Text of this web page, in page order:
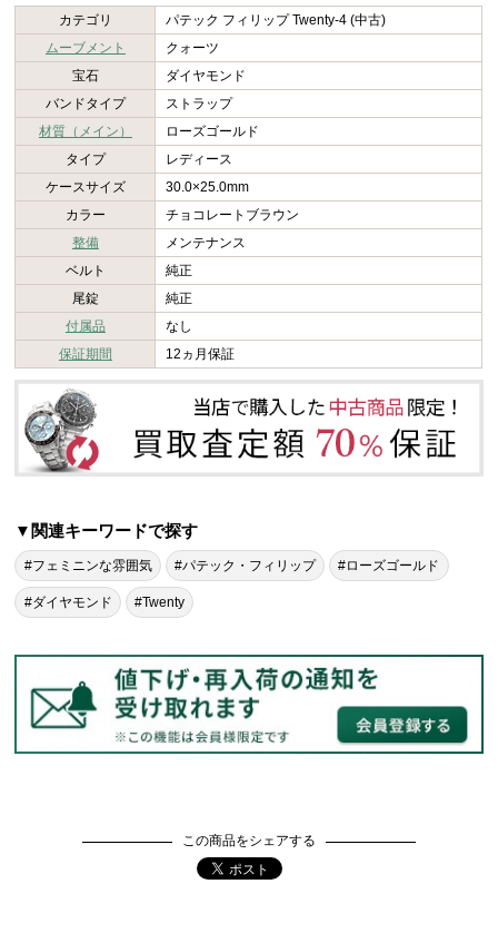
カテゴリ
パテック フィリップ Twenty-4 (中古)
ムーブメント
クォーツ
宝石
ダイヤモンド
バンドタイプ
ストラップ
材質（メイン）
ローズゴールド
タイプ
レディース
ケースサイズ
30.0×25.0mm
カラー
チョコレートブラウン
整備
メンテナンス
ベルト
純正
尾錠
純正
付属品
なし
保証期間
12ヵ月保証
▼関連キーワードで探す
#フェミニンな雰囲気 #パテック・フィリップ #ローズゴールド
#ダイヤモンド #Twenty
この商品をシェアする